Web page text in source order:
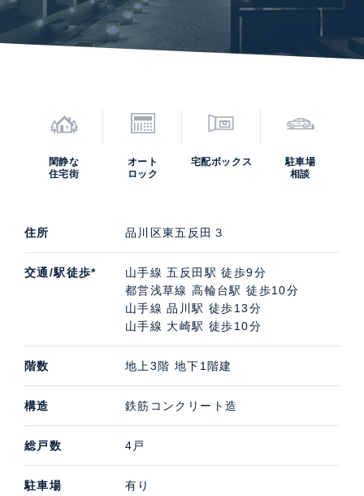
閑静な
住宅街
オート
ロック
宅配ボックス
駐車場
相談
住所 品川区東五反田３
交通/駅徒歩*
山手線 五反田駅 徒歩9分
都営浅草線 高輪台駅 徒歩10分
山手線 品川駅 徒歩13分
山手線 大崎駅 徒歩10分
階数 地上3階 地下1階建
構造 鉄筋コンクリート造
総戸数 4戸
駐車場 有り